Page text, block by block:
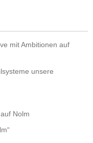
mit Ambitionen auf
unsere
Nolm